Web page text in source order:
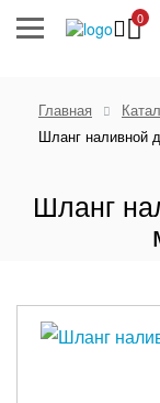
0
Главная
Шланг наливной
Шланг